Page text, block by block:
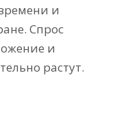
и
Спрос
и
растут.